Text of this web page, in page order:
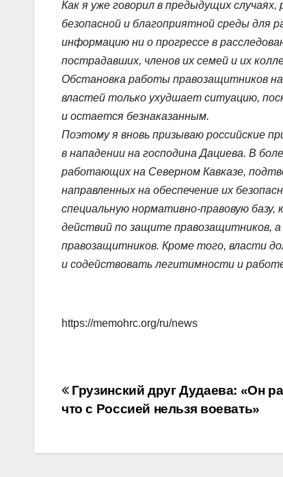
Как я уже говорил в предыдущих
безопасной и благоприятной среды для
информацию ни о прогрессе в
пострадавших, членов их семей и их
Обстановка работы правозащитников
властей только ухудшает ситуацию,
и остается безнаказанным.
Поэтому я вновь призываю российские
в нападении на господина Дациева. В
работающих на Северном Кавказе,
направленных на обеспечение их
специальную нормативно-правовую
действий по защите правозащитников,
правозащитников. Кроме того, власти
и содействовать легитимности и
https://memohrc.org/ru/news
Навигация
по
Грузинский друг Дудаева: «Он
что с Россией нельзя воевать»